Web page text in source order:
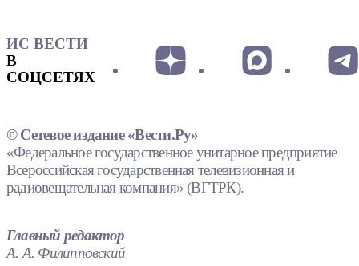
ИС ВЕСТИ
В
СОЦСЕТЯХ
© Сетевое издание «Вести.Ру»
«Федеральное государственное унитарное предприятие
Всероссийская государственная телевизионная и
радиовещательная компания» (ВГТРК).
Главный редактор
А. А. Филипповский